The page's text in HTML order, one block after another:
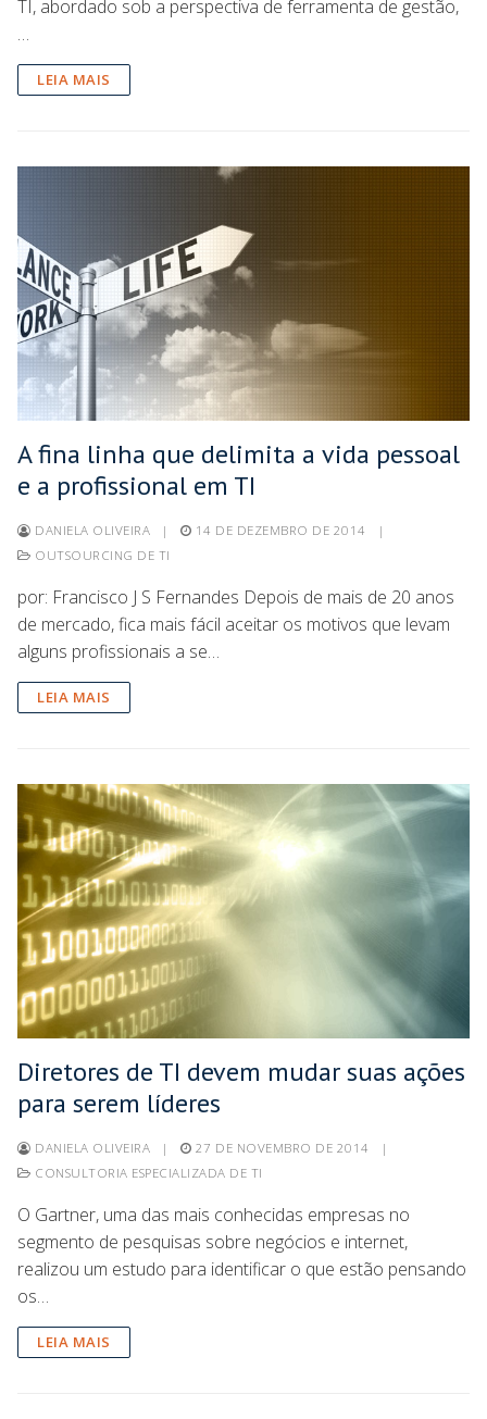
TI, abordado sob a perspectiva de ferramenta de gestão,
…
LEIA MAIS
A fina linha que delimita a vida pessoal
e a profissional em TI
DANIELA OLIVEIRA | 14 DE DEZEMBRO DE 2014
|
OUTSOURCING DE TI
por: Francisco J S Fernandes Depois de mais de 20 anos
de mercado, fica mais fácil aceitar os motivos que levam
alguns profissionais a se…
LEIA MAIS
Diretores de TI devem mudar suas ações
para serem líderes
DANIELA OLIVEIRA | 27 DE NOVEMBRO DE 2014
|
CONSULTORIA ESPECIALIZADA DE TI
O Gartner, uma das mais conhecidas empresas no
segmento de pesquisas sobre negócios e internet,
realizou um estudo para identificar o que estão pensando
os…
LEIA MAIS